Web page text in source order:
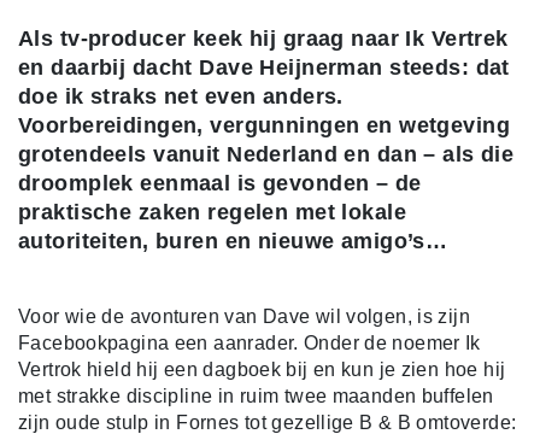
Als tv-producer keek hij graag naar Ik Vertrek
en daarbij dacht Dave Heijnerman steeds: dat
doe ik straks net even anders.
Voorbereidingen, vergunningen en wetgeving
grotendeels vanuit Nederland en dan – als die
droomplek eenmaal is gevonden – de
praktische zaken regelen met lokale
autoriteiten, buren en nieuwe amigo’s…
Voor wie de avonturen van Dave wil volgen, is zijn
Facebookpagina een aanrader. Onder de noemer Ik
Vertrok hield hij een dagboek bij en kun je zien hoe hij
met strakke discipline in ruim twee maanden buffelen
zijn oude stulp in Fornes tot gezellige B & B omtoverde: